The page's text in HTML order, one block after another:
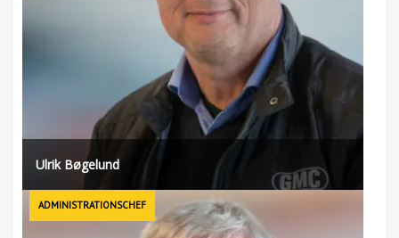
Ulrik Bøgelund
ADMINISTRATIONSCHEF